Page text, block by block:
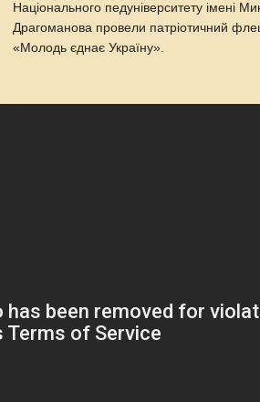
Національного педуніверситету імені
Драгоманова провели патріотичний
«Молодь єднає Україну».